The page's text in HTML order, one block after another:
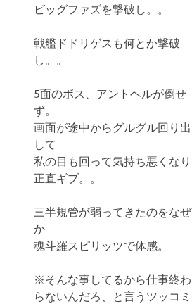
ビッグファズを撃破し。。
戦艦ドドリゲスも何とか撃破
し。。
5面のボス、アントヘルが倒せ
ず。
画面が途中からグルグル回り出
して
私の目も回って気持ち悪くなり
正直ギブ。。
三半規管が弱ってきたのをなぜ
か
魂斗羅スピリッツで体感。
※そんな事してるから仕事終わ
らないんだろ、と言うツッコミ